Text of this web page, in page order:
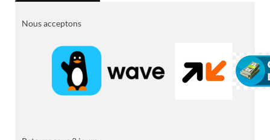
BOSS
Similicuir
Nous acceptons